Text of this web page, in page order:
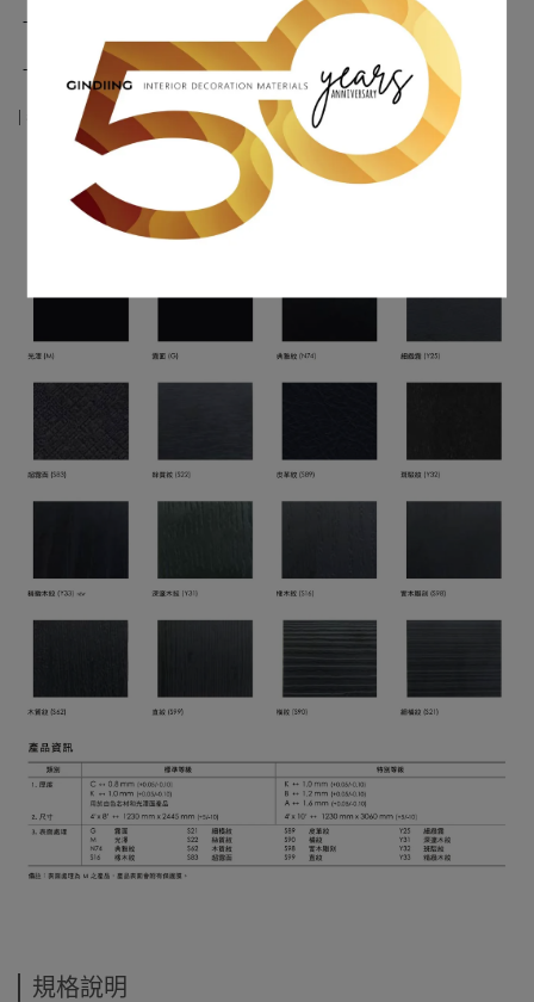
-系列區分 : 石紋
-花色名稱 : 同芯淺雷紋大理石M/Glossy Pure Light Flash Marble
| 表面處理 : 光澤
規格說明